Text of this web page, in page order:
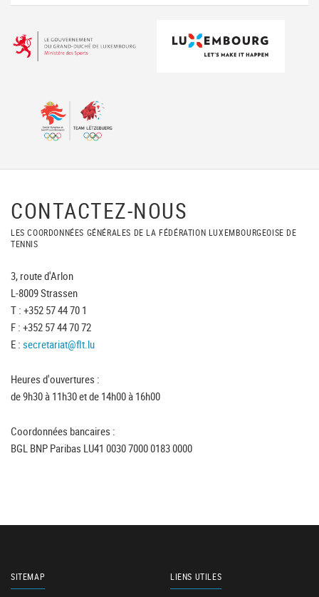
CONTACTEZ-NOUS
LES COORDONNÉES GÉNÉRALES DE LA FÉDÉRATION LUXEMBOURGEOISE DE
TENNIS
3, route d'Arlon
L-8009 Strassen
T : +352 57 44 70 1
F : +352 57 44 70 72
E : secretariat@flt.lu
Heures d'ouvertures :
de 9h30 à 11h30 et de 14h00 à 16h00
Coordonnées bancaires :
BGL BNP Paribas LU41 0030 7000 0183 0000
SITEMAP LIENS UTILES